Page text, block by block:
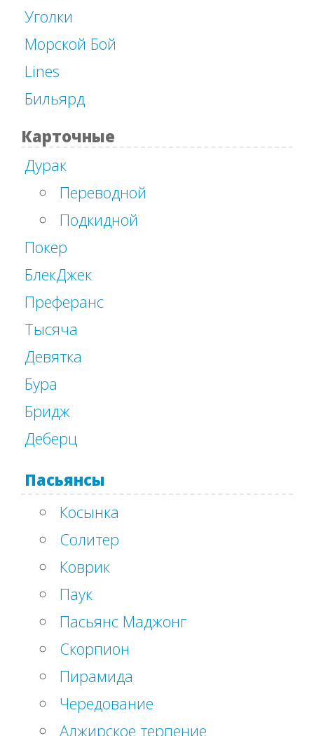
Уголки
Морской Бой
Lines
Бильярд
Карточные
Дурак
Переводной
Подкидной
Покер
БлекДжек
Преферанс
Тысяча
Девятка
Бура
Бридж
Деберц
Пасьянсы
Косынка
Солитер
Коврик
Паук
Пасьянс Маджонг
Скорпион
Пирамида
Чередование
Алжирское терпение